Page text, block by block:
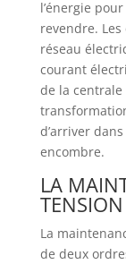
l’énergie
revendre.
réseau
courant
de la
d’arriver
encombre.
LA
La
de deux